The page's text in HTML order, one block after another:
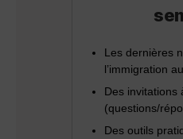
Les dernières
l’immigration
Des invitations
(questions/
Des outils